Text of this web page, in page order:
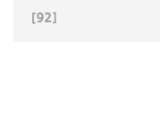
[92]